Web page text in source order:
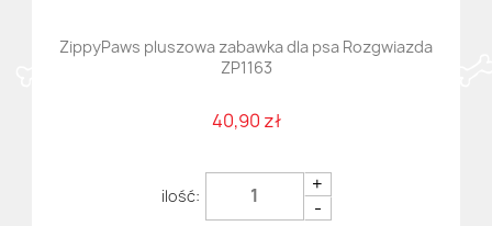
ZippyPaws pluszowa zabawka dla psa Rozgwiazda
ZP1163
40,90 zł
+
-